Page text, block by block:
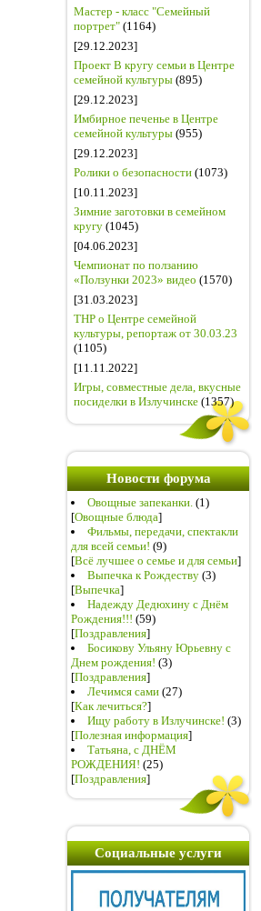
Мастер - класс "Семейный
портрет" (1164)
[29.12.2023]
Проект В кругу семьи в Центре
семейной культуры (895)
[29.12.2023]
Имбирное печенье в Центре
семейной культуры (955)
[29.12.2023]
Ролики о безопасности (1073)
[10.11.2023]
Зимние заготовки в семейном
кругу (1045)
[04.06.2023]
Чемпионат по ползанию
«Ползунки 2023» видео (1570)
[31.03.2023]
ТНР о Центре семейной
культуры, репортаж от 30.03.23
(1105)
[11.11.2022]
Игры, совместные дела, вкусные
посиделки в Излучинске (1357)
Новости форума
Овощные запеканки. (1)
[Овощные блюда]
Фильмы, передачи, спектакли
для всей семьи! (9)
[Всё лучшее о семье и для семьи]
Выпечка к Рождеству (3)
[Выпечка]
Надежду Дедюхину с Днём
Рождения!!! (59)
[Поздравления]
Босикову Ульяну Юрьевну с
Днем рождения! (3)
[Поздравления]
Лечимся сами (27)
[Как лечиться?]
Ищу работу в Излучинске! (3)
[Полезная информация]
Татьяна, с ДНЁМ
РОЖДЕНИЯ! (25)
[Поздравления]
Социальные услуги